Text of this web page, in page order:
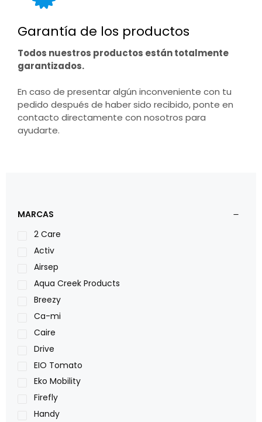
Garantía de los productos
Todos nuestros productos están totalmente
garantizados.
En caso de presentar algún inconveniente con tu
pedido después de haber sido recibido, ponte en
contacto directamente con nosotros para
ayudarte.
MARCAS
2 Care
Activ
Airsep
Aqua Creek Products
Breezy
Ca-mi
Caire
Drive
EIO Tomato
Eko Mobility
Firefly
Handy